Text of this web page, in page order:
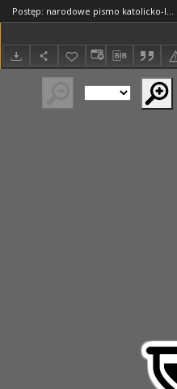
Postęp: narodowe pismo katolicko-ludowe niezależne pod każdym względem 1916.04.19 R.27 Nr91